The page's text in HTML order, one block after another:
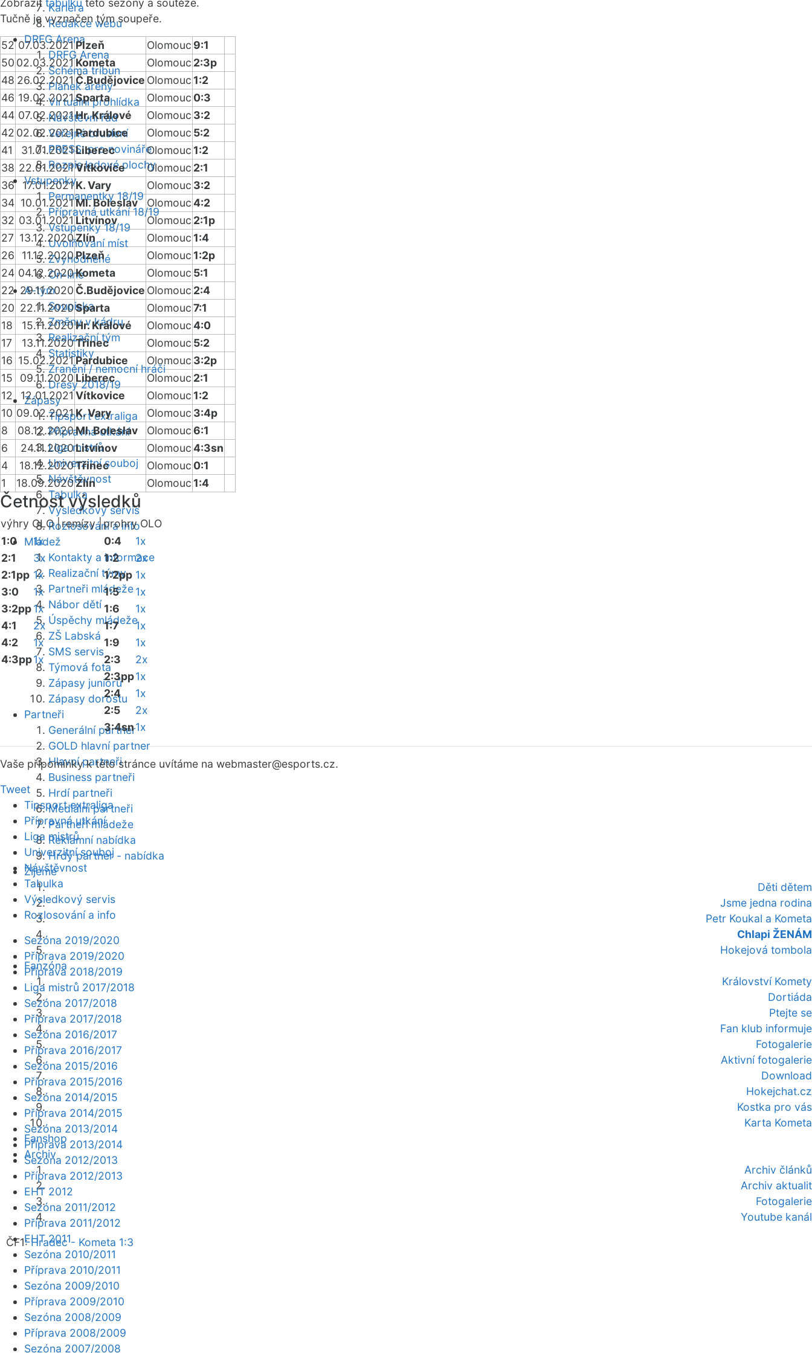
Kariéra
Redakce webu
DRFG Arena
DRFG Arena
Schéma tribun
Plánek areny
Virtuální prohlídka
Návštěvní řád
Veřejné bruslení
PRESS: pro novináře
Rozpis ledové plochy
Vstupenky
Permanentky 18/19
Přípravná utkání 18/19
Vstupenky 18/19
Uvolňování míst
Zvýhodněné
On-line
A-tým
Soupiska
Změny v kádru
Realizační tým
Statistiky
Zranění / nemocní hráči
Dresy 2018/19
Zápasy
Tipsport extraliga
Přípravná utkání
Liga mistrů
Univerzitní souboj
Návštěvnost
Tabulka
Výsledkový servis
Rozlosování a info
Mládež
Kontakty a informace
Realizační týmy
Partneři mládeže
Nábor dětí
Úspěchy mládeže
ZŠ Labská
SMS servis
Týmová fota
Zápasy juniorů
Zápasy dorostu
Partneři
Generální partner
GOLD hlavní partner
Hlavní partneři
Business partneři
Hrdí partneři
Mediální partneři
Partneři mládeže
Reklamní nabídka
Hrdý partner - nabídka
Žijeme
Děti dětem
Jsme jedna rodina
Petr Koukal a Kometa
Chlapi ŽENÁM
Hokejová tombola
Fanzóna
Království Komety
Dortiáda
Ptejte se
Fan klub informuje
Fotogalerie
Aktivní fotogalerie
Download
Hokejchat.cz
Kostka pro vás
Karta Kometa
Fanshop
Archiv
Archiv článků
Archiv aktualit
Fotogalerie
Youtube kanál
ČF1:Hradec - Kometa 1:3
Zobrazit tabulku této sezóny a soutěže.
Tučně je vyznačen tým soupeře.
52 07.03.2021 Plzeň Olomouc 9:1
50 02.03.2021Kometa Olomouc 2:3p
48 26.02.2021 Č.Budějovice Olomouc 1:2
46 19.02.2021Sparta Olomouc 0:3
44 07.02.2021Hr. Králové Olomouc 3:2
42 02.02.2021Pardubice Olomouc 5:2
41
31.01.2021Liberec Olomouc 1:2
38 22.01.2021Vítkovice Olomouc 2:1
36
17.01.2021K. Vary Olomouc 3:2
34 10.01.2021Ml. Boleslav Olomouc4:2
32 03.01.2021 Litvínov Olomouc 2:1p
27 13.12.2020Zlín Olomouc 1:4
26
11.12.2020Plzeň Olomouc 1:2p
24 04.12.2020Kometa Olomouc 5:1
22 29.11.2020 Č.Budějovice Olomouc 2:4
20 22.11.2020Sparta Olomouc7:1
18
15.11.2020 Hr. Králové Olomouc4:0
17
13.11.2020Třinec Olomouc 5:2
16 15.02.2021Pardubice Olomouc 3:2p
15
09.11.2020 Liberec Olomouc 2:1
12
12.01.2021 Vítkovice Olomouc 1:2
10 09.02.2021K. Vary Olomouc 3:4p
8
08.12.2020Ml. Boleslav Olomouc6:1
6
24.11.2020Litvínov Olomouc4:3sn
4
18.12.2020Třinec Olomouc 0:1
1
18.09.2020Zlín Olomouc 1:4
Četnost výsledků
výhry OLO |remízy |prohry OLO
1:0
1x
2:1
3x
2:1pp 1x
3:0
1x
3:2pp1x
4:1
2x
4:2
1x
4:3pp1x
0:4
1x
1:2
2x
1:2pp 1x
1:5
1x
1:6
1x
1:7
1x
1:9
1x
2:3
2x
2:3pp1x
2:4
1x
2:5
2x
3:4sn1x
Vaše připomínky k této stránce uvítáme na webmaster@esports.cz.
Tweet
Tipsport extraliga
Přípravná utkání
Liga mistrů
Univerzitní souboj
Návštěvnost
Tabulka
Výsledkový servis
Rozlosování a info
Sezóna 2019/2020
Příprava 2019/2020
Příprava 2018/2019
Liga mistrů 2017/2018
Sezóna 2017/2018
Příprava 2017/2018
Sezóna 2016/2017
Příprava 2016/2017
Sezóna 2015/2016
Příprava 2015/2016
Sezóna 2014/2015
Příprava 2014/2015
Sezóna 2013/2014
Příprava 2013/2014
Sezóna 2012/2013
Příprava 2012/2013
EHT 2012
Sezóna 2011/2012
Příprava 2011/2012
EHT 2011
Sezóna 2010/2011
Příprava 2010/2011
Sezóna 2009/2010
Příprava 2009/2010
Sezóna 2008/2009
Příprava 2008/2009
Sezóna 2007/2008